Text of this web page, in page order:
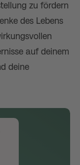
zu fördern
des Lebens
auf deinem
deine